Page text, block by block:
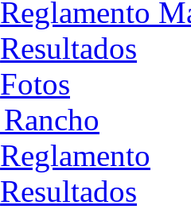
Reglamento
Resultados
Fotos
Reglamento
Resultados